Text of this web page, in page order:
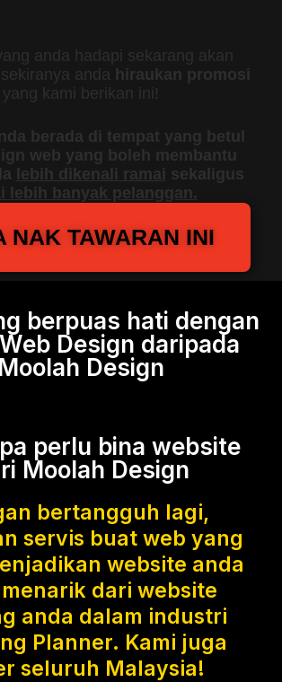
anda hadapi sekarang akan
anda hiraukan promosi
yang kami berikan ini!
berada di tempat yang betul
web yang boleh membantu
lebih dikenali ramai sekaligus
lebih banyak pelanggan.
NAK TAWARAN INI
berpuas hati dengan
Design daripada
Moolah Design
perlu bina website
Moolah Design
bertangguh lagi,
servis buat web yang
website anda
dari website
anda dalam industri
Planner. Kami juga
seluruh Malaysia!